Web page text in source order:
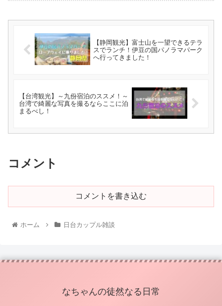
【静岡観光】富士山を一望できるテラ
スでランチ！伊豆の国パノラマパーク
へ行ってきました！
【台湾観光】～九份宿泊のススメ！～
台湾で綺麗な写真を撮るならここに泊
まるべし！
コメント
コメントを書き込む
ホーム 日台カップル雑談
なちゃんの徒然なる日常